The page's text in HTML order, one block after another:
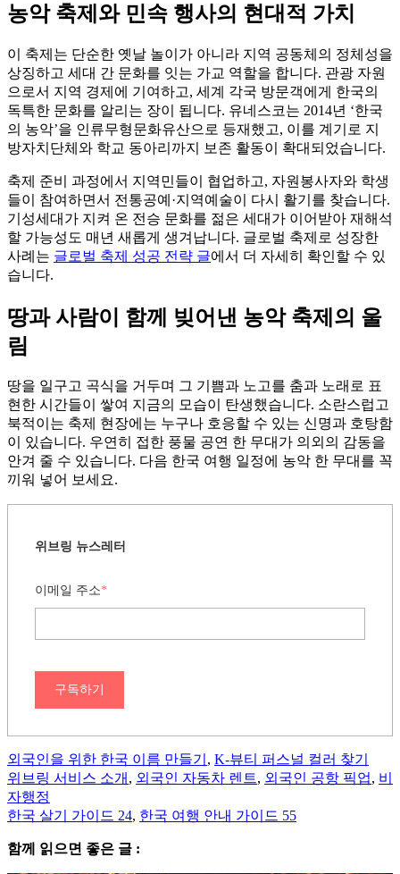
농악 축제와 민속 행사의 현대적 가치
이 축제는 단순한 옛날 놀이가 아니라 지역 공동체의 정체성을
상징하고 세대 간 문화를 잇는 가교 역할을 합니다. 관광 자원
으로서 지역 경제에 기여하고, 세계 각국 방문객에게 한국의
독특한 문화를 알리는 장이 됩니다. 유네스코는 2014년 ‘한국
의 농악’을 인류무형문화유산으로 등재했고, 이를 계기로 지
방자치단체와 학교 동아리까지 보존 활동이 확대되었습니다.
축제 준비 과정에서 지역민들이 협업하고, 자원봉사자와 학생
들이 참여하면서 전통공예·지역예술이 다시 활기를 찾습니다.
기성세대가 지켜 온 전승 문화를 젊은 세대가 이어받아 재해석
할 가능성도 매년 새롭게 생겨납니다. 글로벌 축제로 성장한
사례는 글로벌 축제 성공 전략 글에서 더 자세히 확인할 수 있
습니다.
땅과 사람이 함께 빚어낸 농악 축제의 울
림
땅을 일구고 곡식을 거두며 그 기쁨과 노고를 춤과 노래로 표
현한 시간들이 쌓여 지금의 모습이 탄생했습니다. 소란스럽고
북적이는 축제 현장에는 누구나 호응할 수 있는 신명과 호탕함
이 있습니다. 우연히 접한 풍물 공연 한 무대가 의외의 감동을
안겨 줄 수 있습니다. 다음 한국 여행 일정에 농악 한 무대를 꼭
끼워 넣어 보세요.
위브링 뉴스레터
이메일 주소*
구독하기
외국인을 위한 한국 이름 만들기 , K-뷰티 퍼스널 컬러 찾기
위브링 서비스 소개 , 외국인 자동차 렌트, 외국인 공항 픽업, 비
자행정
한국 살기 가이드 24, 한국 여행 안내 가이드 55
함께 읽으면 좋은 글 :